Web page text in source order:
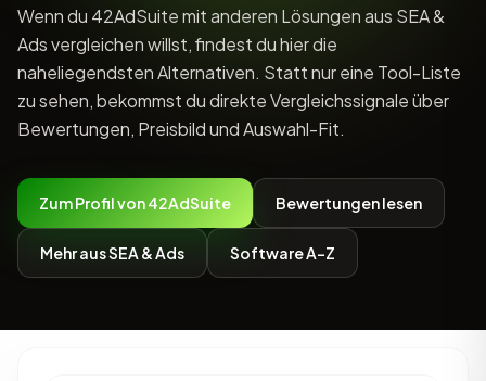
Wenn du 42AdSuite mit anderen Lösungen aus SEA &
Ads vergleichen willst, findest du hier die
naheliegendsten Alternativen. Statt nur eine Tool-Liste
zu sehen, bekommst du direkte Vergleichssignale über
Bewertungen, Preisbild und Auswahl-Fit.
Zum Profil von 42AdSuite Bewertungen lesen
Mehr aus SEA & Ads Software A-Z